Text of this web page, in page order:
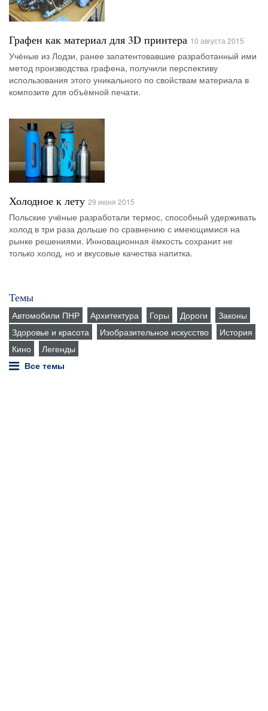
Графен как материал для 3D принтера 10 августа 2015
Учёные из Лодзи, ранее запатентовавшие разработанный ими
метод производства графена, получили перспективу
использования этого уникального по свойствам материала в
композите для объёмной печати.
Холодное к лету 29 июня 2015
Польские учёные разработали термос, способный удерживать
холод в три раза дольше по сравнению с имеющимися на
рынке решениями. Инновационная ёмкость сохранит не
только холод, но и вкусовые качества напитка.
Темы
Автомобили ПНР Архитектура Горы Дороги
Законы
Здоровье и красота
Изобразительное искусство
История
Кино
Легенды
Все темы